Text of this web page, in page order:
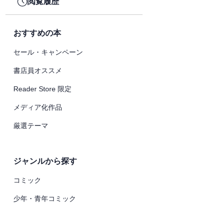
おすすめの本
セール・キャンペーン
書店員オススメ
Reader Store 限定
メディア化作品
厳選テーマ
ジャンルから探す
コミック
少年・青年コミック